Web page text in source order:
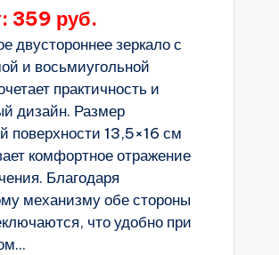
359 руб.
двустороннее зеркало с
и восьмиугольной
практичность и
дизайн. Размер
поверхности 13,5×16 см
комфортное отражение
Благодаря
механизму обе стороны
что удобно при